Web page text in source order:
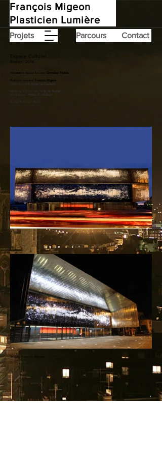
Plasticien Lumière
François Migeon
Parcours Contact
Projets
Espace Culturel
Rodez - 2014
Mandataire équipe lumière: Grandeur Nature
François Migeon
Rozen Le Couillard
Ville de Rodez
Atelier E. Nebout
N.C.
Images François Migeon